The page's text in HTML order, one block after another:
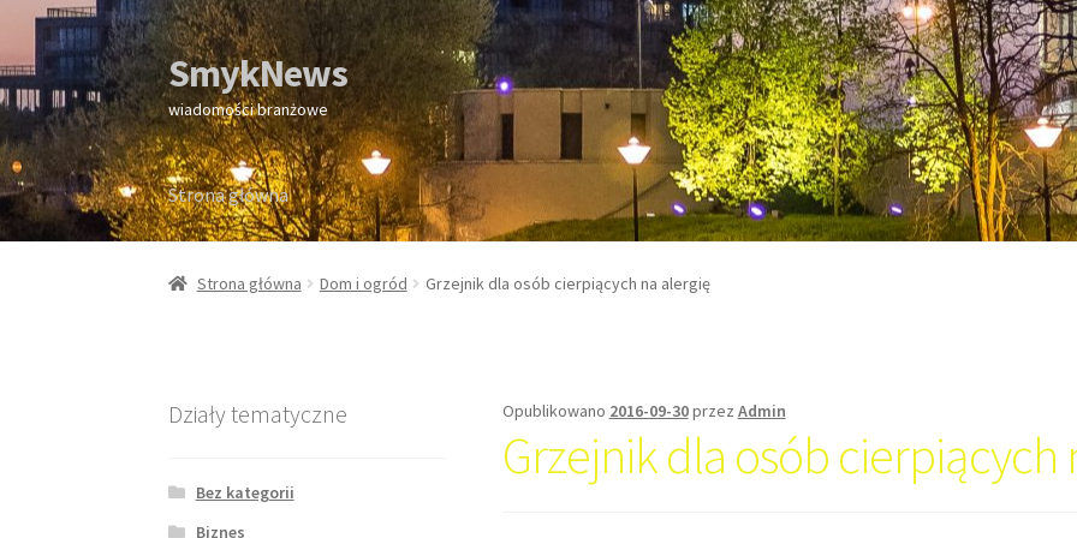
Przejdź
do
nawigacji
Przejdź
do
treści
SmykNews
wiadomości branżowe
Strona główna
Strona główna
Strona główna Dom i ogród Grzejnik dla osób cierpiących na alergię
Opublikowano 2016-09-30przez Admin
Grzejnik dla osób cierpiących
Działy tematyczne
Bez kategorii
Biznes